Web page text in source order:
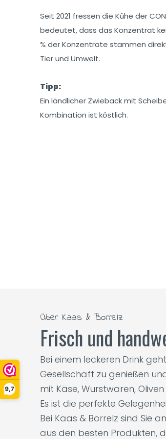
9,7
Seit 2021 fressen die Kühe der
bedeutet, dass das Konzentrat
% der Konzentrate stammen
Tier und Umwelt.
Tipp:
Ein ländlicher Zwieback mit
Kombination ist köstlich.
Über Kaas & Borrelz
Frisch und
Bei einem leckeren Drink
Gesellschaft zu genießen
mit Käse, Wurstwaren,
Es ist die perfekte
Bei Kaas & Borrelz sind Sie
aus den besten Produkten,